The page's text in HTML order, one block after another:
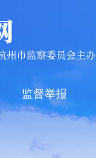
监督举报